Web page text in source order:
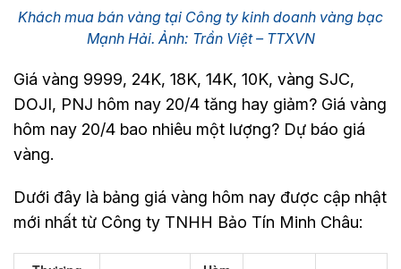
Khách mua bán vàng tại Công ty kinh doanh vàng bạc
Mạnh Hải. Ảnh: Trần Việt – TTXVN
Giá vàng 9999, 24K, 18K, 14K, 10K, vàng SJC,
DOJI, PNJ hôm nay 20/4 tăng hay giảm? Giá vàng
hôm nay 20/4 bao nhiêu một lượng? Dự báo giá
vàng.
Dưới đây là bảng giá vàng hôm nay được cập nhật
mới nhất từ Công ty TNHH Bảo Tín Minh Châu: